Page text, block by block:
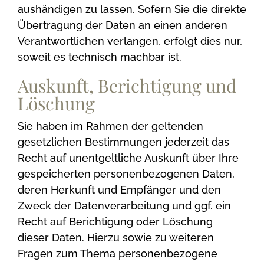
aushändigen zu lassen. Sofern Sie die direkte
Übertragung der Daten an einen anderen
Verantwortlichen verlangen, erfolgt dies nur,
soweit es technisch machbar ist.
Auskunft, Berichtigung und
Löschung
Sie haben im Rahmen der geltenden
gesetzlichen Bestimmungen jederzeit das
Recht auf unentgeltliche Auskunft über Ihre
gespeicherten personenbezogenen Daten,
deren Herkunft und Empfänger und den
Zweck der Datenverarbeitung und ggf. ein
Recht auf Berichtigung oder Löschung
dieser Daten. Hierzu sowie zu weiteren
Fragen zum Thema personenbezogene